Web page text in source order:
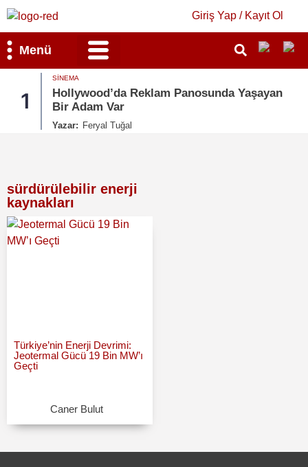
Giriş Yap / Kayıt Ol
Menü
1
SINEMA
Hollywood’da Reklam Panosunda Yaşayan
Bir Adam Var
Yazar: Feryal Tuğal
sürdürülebilir enerji
kaynakları
Türkiye’nin Enerji Devrimi:
Jeotermal Gücü 19 Bin MW’ı
Geçti
Caner Bulut